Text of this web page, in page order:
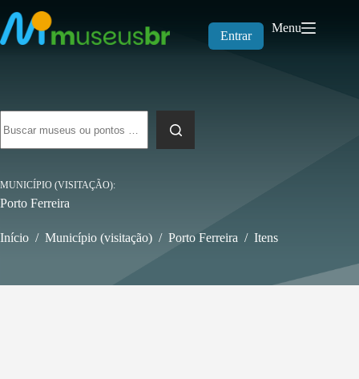
para
o
conteúdo
Entrar
Menu
resultados
MUNICÍPIO (VISITAÇÃO)
Porto Ferreira
Início / Município (visitação) / Porto Ferreira / Itens